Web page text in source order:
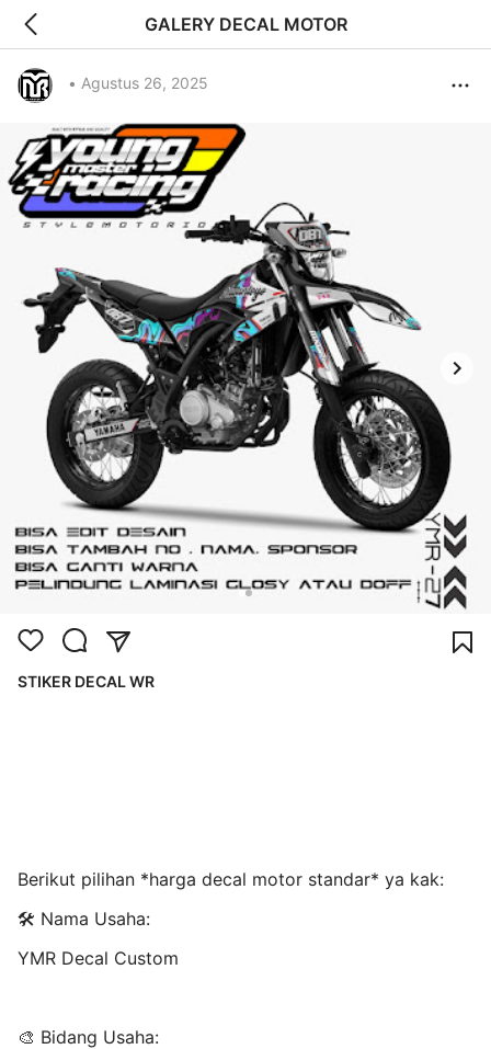
GALERY DECAL MOTOR
• Agustus 26, 2025
STIKER DECAL WR
Berikut pilihan *harga decal motor standar* ya kak:
🛠️ Nama Usaha:
YMR Decal Custom
🎨 Bidang Usaha: